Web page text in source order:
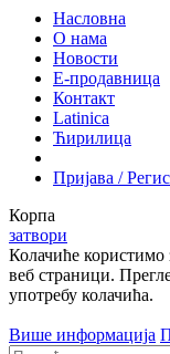
Насловна
О нама
Новости
Е-продавница
Контакт
Latinica
Ћирилица
Пријава /
Корпа
затвори
Колачиће
веб страници.
Више информација